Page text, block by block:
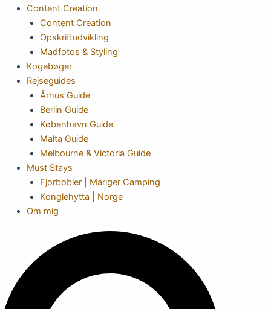
Content Creation
Content Creation
Opskriftudvikling
Madfotos & Styling
Kogebøger
Rejseguides
Århus Guide
Berlin Guide
København Guide
Malta Guide
Melbourne & Victoria Guide
Must Stays
Fjorbobler | Mariger Camping
Konglehytta | Norge
Om mig